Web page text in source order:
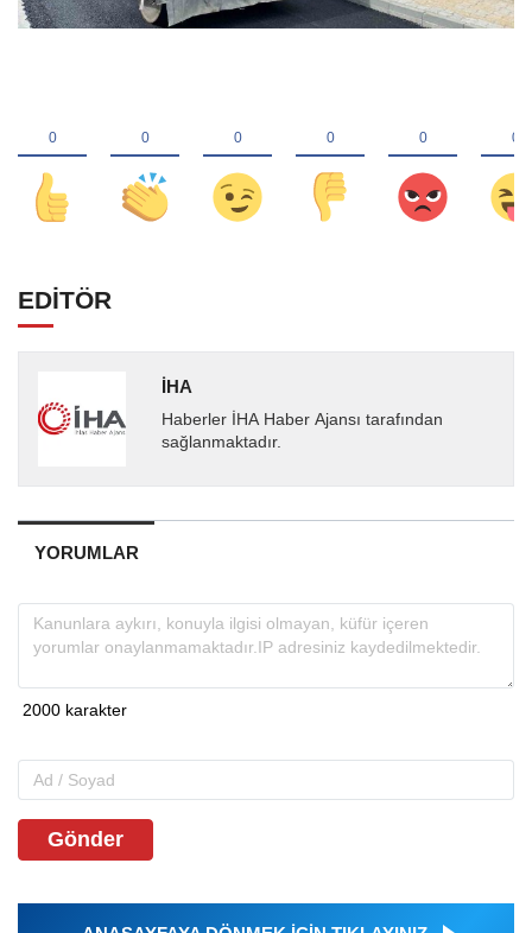
EDİTÖR
İHA
Haberler İHA Haber Ajansı tarafından
sağlanmaktadır.
YORUMLAR
Gönder